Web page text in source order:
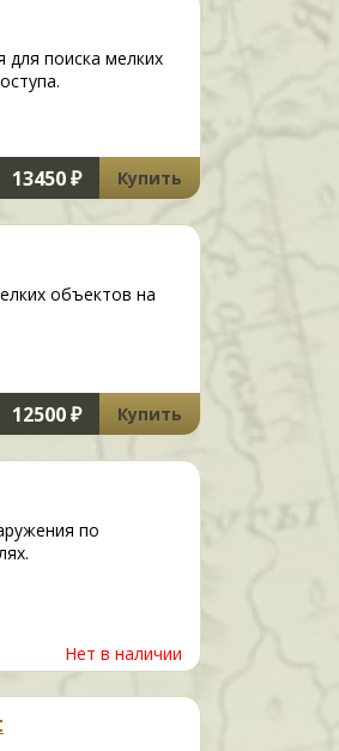
для поиска мелких
13450 ₽ Купить
объектов на
12500 ₽ Купить
по
Нет в наличии